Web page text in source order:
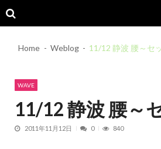
to
to
Home Weblog 11/12 静波 腰～セ
WAVE
11/12 静波 腰～
2011年11月12日 0 840